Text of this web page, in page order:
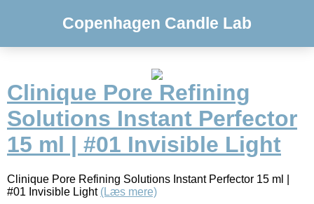
Copenhagen Candle Lab
Clinique Pore Refining
Solutions Instant Perfector
15 ml | #01 Invisible Light
Clinique Pore Refining Solutions Instant Perfector 15 ml |
#01 Invisible Light (Læs mere)